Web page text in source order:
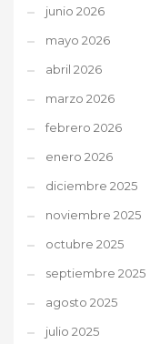
junio 2026
mayo 2026
abril 2026
marzo 2026
febrero 2026
enero 2026
diciembre 2025
noviembre 2025
octubre 2025
septiembre 2025
agosto 2025
julio 2025